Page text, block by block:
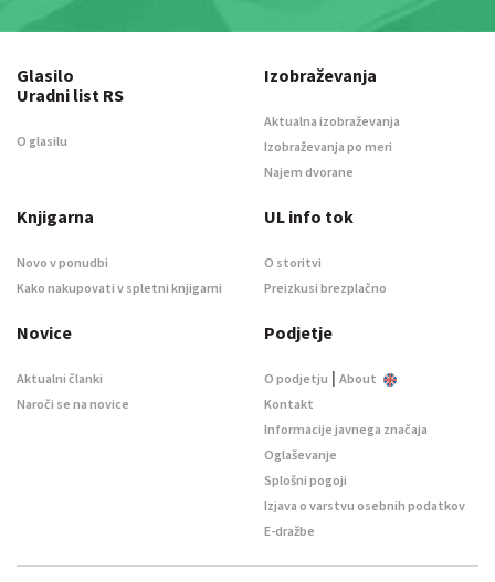
Glasilo
Uradni list RS
O glasilu
Izobraževanja
Aktualna izobraževanja
Izobraževanja po meri
Najem dvorane
Knjigarna
Novo v ponudbi
Kako nakupovati v spletni knjigarni
UL info tok
O storitvi
Preizkusi brezplačno
Novice
Aktualni članki
Naroči se na novice
Podjetje
O podjetju | About
Kontakt
Informacije javnega značaja
Oglaševanje
Splošni pogoji
Izjava o varstvu osebnih podatkov
E-dražbe